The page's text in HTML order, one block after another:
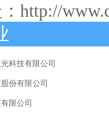
http://
科技有限公司
份有限公司
限公司